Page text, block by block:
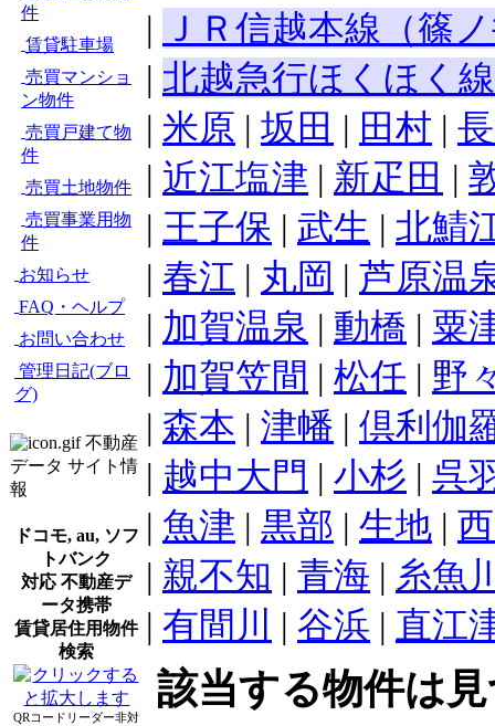
件
賃貸駐車場
売買マンショ
ン物件
売買戸建て物
件
売買土地物件
売買事業用物
件
お知らせ
FAQ・ヘルプ
お問い合わせ
管理日記(ブロ
グ)
不動産
データ サイト情
報
ドコモ, au, ソフ
トバンク
対応 不動産デ
ータ携帯
賃貸居住用物件
検索
QRコードリーダー非対
| ＪＲ信越本線（篠
| 北越急行ほくほく線
| 米原 | 坂田 | 田村 |
| 近江塩津 | 新疋田 |
| 王子保 | 武生 | 北鯖
| 春江 | 丸岡 | 芦原温
| 加賀温泉 | 動橋 | 粟
| 加賀笠間 | 松任 | 野
| 森本 | 津幡 | 倶利伽
| 越中大門 | 小杉 | 呉
| 魚津 | 黒部 | 生地 |
| 親不知 | 青海 | 糸魚
| 有間川 | 谷浜 | 直江
該当する物件は